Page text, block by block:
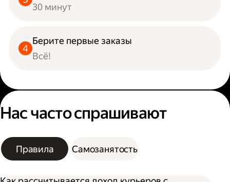
30 минут
Берите первые заказы
Всё!
Нас часто спрашивают
Правила Самозанятость